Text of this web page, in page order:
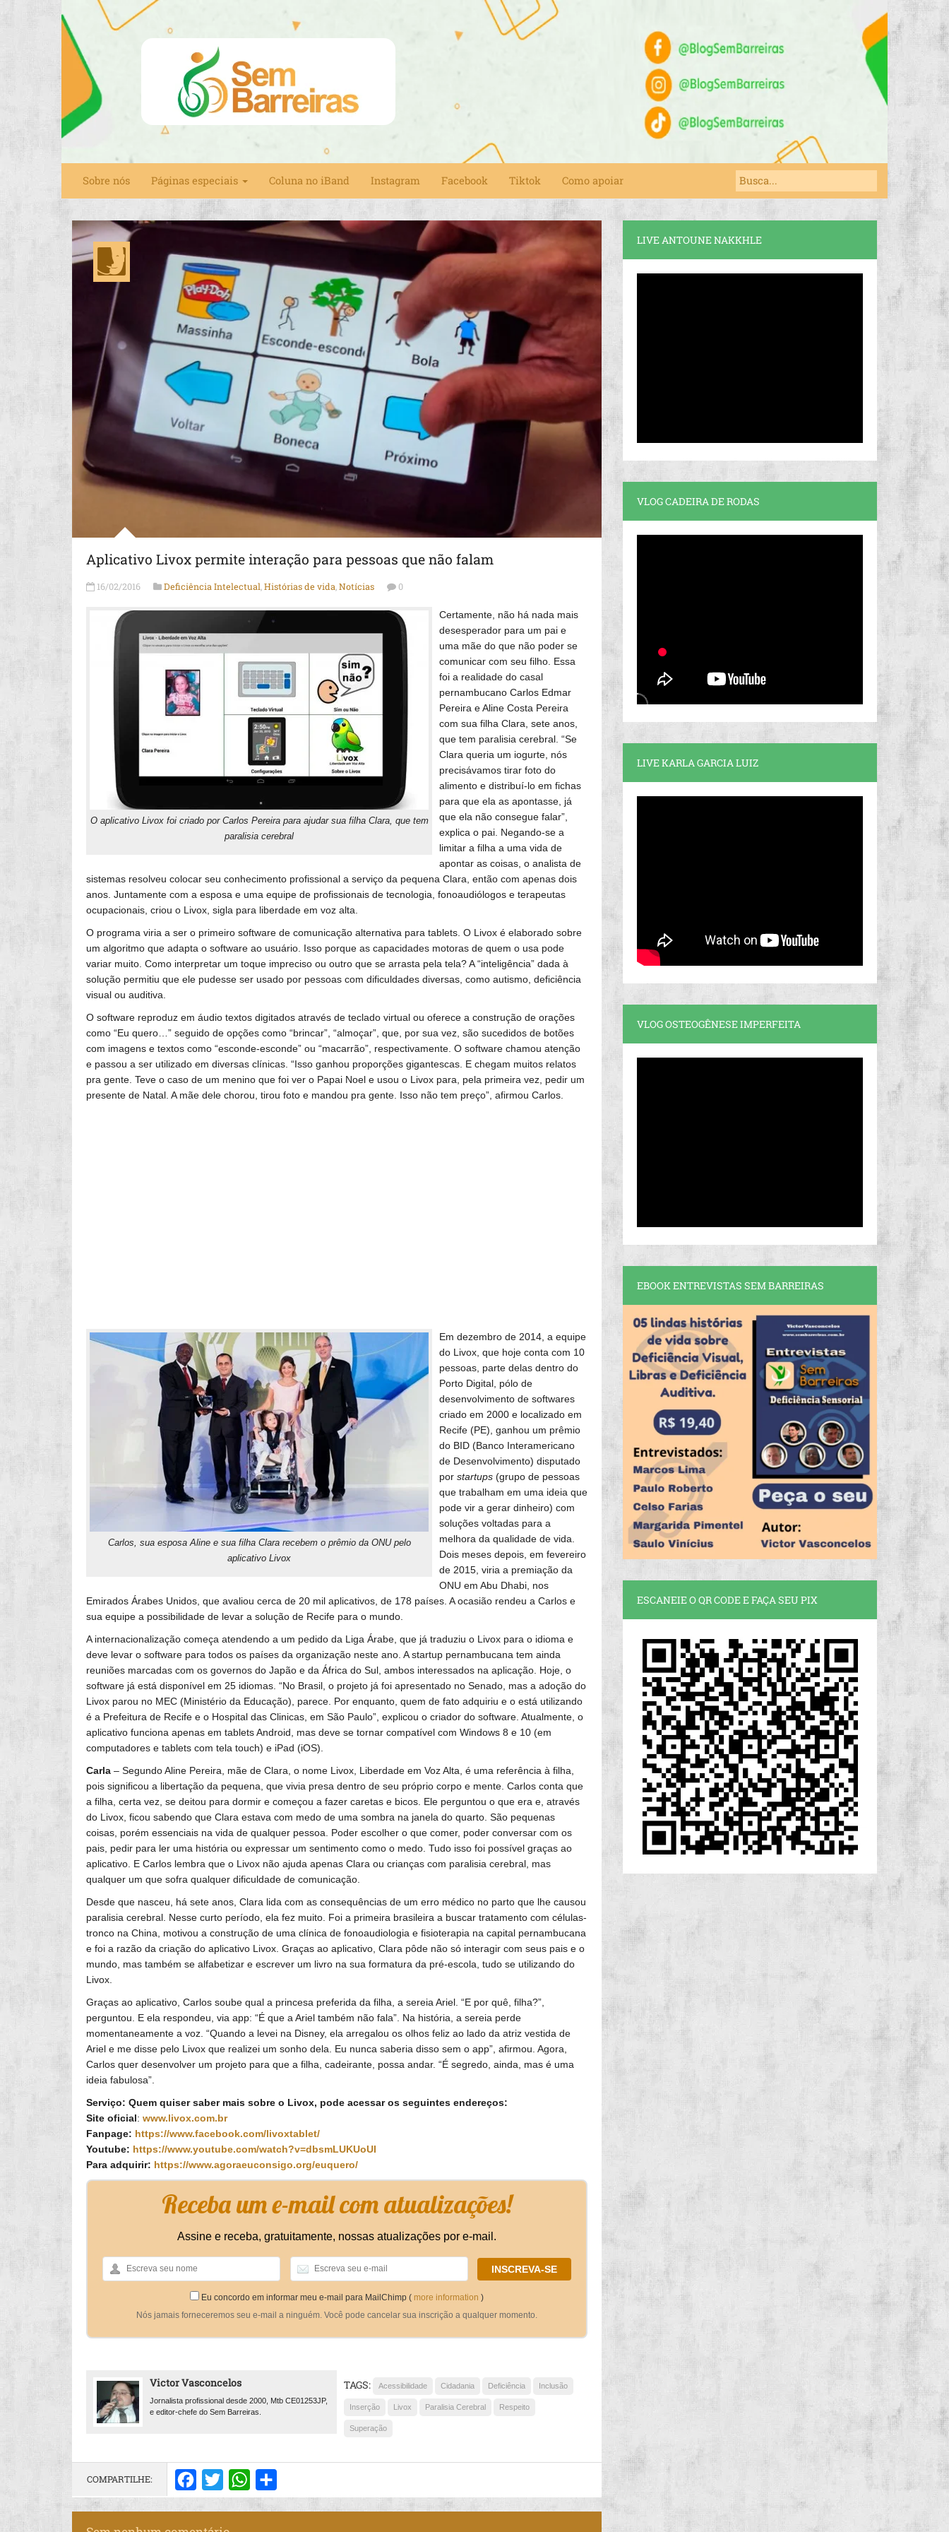
Sobre nós Páginas especiais Coluna no iBand Instagram Facebook Tiktok Como apoiar
Aplicativo Livox permite interação para pessoas que não falam
16/02/2016 Deficiência Intelectual Histórias de vida Notícias 0
O aplicativo Livox foi criado por Carlos Pereira para ajudar sua filha Clara, que tem
paralisia cerebral
Certamente, não há nada mais
desesperador para um pai e
uma mãe do que não poder se
comunicar com seu filho. Essa
foi a realidade do casal
pernambucano Carlos Edmar
Pereira e Aline Costa Pereira
com sua filha Clara, sete anos,
que tem paralisia cerebral. “Se
Clara queria um iogurte, nós
precisávamos tirar foto do
alimento e distribuí-lo em fichas
para que ela as apontasse, já
que ela não consegue falar”,
explica o pai. Negando-se a
limitar a filha a uma vida de
apontar as coisas, o analista de
sistemas resolveu colocar seu conhecimento profissional a serviço da pequena Clara, então com apenas dois
anos. Juntamente com a esposa e uma equipe de profissionais de tecnologia, fonoaudiólogos e terapeutas
ocupacionais, criou o Livox, sigla para liberdade em voz alta.
O programa viria a ser o primeiro software de comunicação alternativa para tablets. O Livox é elaborado sobre
um algoritmo que adapta o software ao usuário. Isso porque as capacidades motoras de quem o usa pode
variar muito. Como interpretar um toque impreciso ou outro que se arrasta pela tela? A “inteligência” dada à
solução permitiu que ele pudesse ser usado por pessoas com dificuldades diversas, como autismo, deficiência
visual ou auditiva.
O software reproduz em áudio textos digitados através de teclado virtual ou oferece a construção de orações
como “Eu quero…” seguido de opções como “brincar”, “almoçar”, que, por sua vez, são sucedidos de botões
com imagens e textos como “esconde-esconde” ou “macarrão”, respectivamente. O software chamou atenção
e passou a ser utilizado em diversas clínicas. “Isso ganhou proporções gigantescas. E chegam muitos relatos
pra gente. Teve o caso de um menino que foi ver o Papai Noel e usou o Livox para, pela primeira vez, pedir um
presente de Natal. A mãe dele chorou, tirou foto e mandou pra gente. Isso não tem preço”, afirmou Carlos.
Carlos, sua esposa Aline e sua filha Clara recebem o prêmio da ONU pelo
aplicativo Livox
Em dezembro de 2014, a equipe
do Livox, que hoje conta com 10
pessoas, parte delas dentro do
Porto Digital, pólo de
desenvolvimento de softwares
criado em 2000 e localizado em
Recife (PE), ganhou um prêmio
do BID (Banco Interamericano
de Desenvolvimento) disputado
por startups (grupo de pessoas
que trabalham em uma ideia que
pode vir a gerar dinheiro) com
soluções voltadas para a
melhora da qualidade de vida.
Dois meses depois, em fevereiro
de 2015, viria a premiação da
ONU em Abu Dhabi, nos
Emirados Árabes Unidos, que avaliou cerca de 20 mil aplicativos, de 178 países. A ocasião rendeu a Carlos e
sua equipe a possibilidade de levar a solução de Recife para o mundo.
A internacionalização começa atendendo a um pedido da Liga Árabe, que já traduziu o Livox para o idioma e
deve levar o software para todos os países da organização neste ano. A startup pernambucana tem ainda
reuniões marcadas com os governos do Japão e da África do Sul, ambos interessados na aplicação. Hoje, o
software já está disponível em 25 idiomas. “No Brasil, o projeto já foi apresentado no Senado, mas a adoção do
Livox parou no MEC (Ministério da Educação), parece. Por enquanto, quem de fato adquiriu e o está utilizando
é a Prefeitura de Recife e o Hospital das Clinicas, em São Paulo”, explicou o criador do software. Atualmente, o
aplicativo funciona apenas em tablets Android, mas deve se tornar compatível com Windows 8 e 10 (em
computadores e tablets com tela touch) e iPad (iOS).
Carla – Segundo Aline Pereira, mãe de Clara, o nome Livox, Liberdade em Voz Alta, é uma referência à filha,
pois significou a libertação da pequena, que vivia presa dentro de seu próprio corpo e mente. Carlos conta que
a filha, certa vez, se deitou para dormir e começou a fazer caretas e bicos. Ele perguntou o que era e, através
do Livox, ficou sabendo que Clara estava com medo de uma sombra na janela do quarto. São pequenas
coisas, porém essenciais na vida de qualquer pessoa. Poder escolher o que comer, poder conversar com os
pais, pedir para ler uma história ou expressar um sentimento como o medo. Tudo isso foi possível graças ao
aplicativo. E Carlos lembra que o Livox não ajuda apenas Clara ou crianças com paralisia cerebral, mas
qualquer um que sofra qualquer dificuldade de comunicação.
Desde que nasceu, há sete anos, Clara lida com as consequências de um erro médico no parto que lhe causou
paralisia cerebral. Nesse curto período, ela fez muito. Foi a primeira brasileira a buscar tratamento com células-
tronco na China, motivou a construção de uma clínica de fonoaudiologia e fisioterapia na capital pernambucana
e foi a razão da criação do aplicativo Livox. Graças ao aplicativo, Clara pôde não só interagir com seus pais e o
mundo, mas também se alfabetizar e escrever um livro na sua formatura da pré-escola, tudo se utilizando do
Livox.
Graças ao aplicativo, Carlos soube qual a princesa preferida da filha, a sereia Ariel. “E por quê, filha?”,
perguntou. E ela respondeu, via app: “É que a Ariel também não fala”. Na história, a sereia perde
momentaneamente a voz. “Quando a levei na Disney, ela arregalou os olhos feliz ao lado da atriz vestida de
Ariel e me disse pelo Livox que realizei um sonho dela. Eu nunca saberia disso sem o app”, afirmou. Agora,
Carlos quer desenvolver um projeto para que a filha, cadeirante, possa andar. “É segredo, ainda, mas é uma
ideia fabulosa”.
Serviço: Quem quiser saber mais sobre o Livox, pode acessar os seguintes endereços:
Site oficial: www.livox.com.br
Fanpage: https://www.facebook.com/livoxtablet/
Youtube: https://www.youtube.com/watch?v=dbsmLUKUoUI
Para adquirir: https://www.agoraeuconsigo.org/euquero/
Receba um e-mail com atualizações!
Assine e receba, gratuitamente, nossas atualizações por e-mail.
Eu concordo em informar meu e-mail para MailChimp ( more information )
Nós jamais forneceremos seu e-mail a ninguém. Você pode cancelar sua inscrição a qualquer momento.
Victor Vasconcelos
Jornalista profissional desde 2000, Mtb CE01253JP,
e editor-chefe do Sem Barreiras.
TAGS: Acessibilidade Cidadania Deficiência Inclusão
Inserção Livox Paralisia Cerebral Respeito
Superação
COMPARTILHE: Facebook
Twitter WhatsApp
LIVE ANTOUNE NAKKHLE
VLOG CADEIRA DE RODAS
LIVE KARLA GARCIA LUIZ
VLOG OSTEOGÊNESE IMPERFEITA
EBOOK ENTREVISTAS SEM BARREIRAS
ESCANEIE O QR CODE E FAÇA SEU PIX